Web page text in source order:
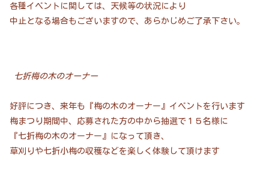
各種イベントに関しては、天候等の状況により
中止となる場合もございますので、あらかじめご了承下さい。
七折梅の木のオーナー
好評につき、来年も『梅の木のオーナー』イベントを行います
梅まつり期間中、応募された方の中から抽選で１５名様に
『七折梅の木のオーナー』になって頂き、
草刈りや七折小梅の収穫などを楽しく体験して頂けます